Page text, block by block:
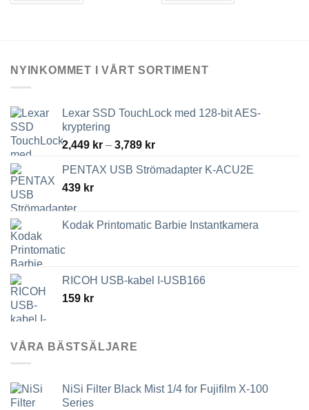
produktsidan
produktsidan
NYINKOMMET I VÅRT SORTIMENT
Lexar SSD TouchLock med 128-bit AES-
kryptering
2,449 kr – 3,789 krPrisintervall:
till
PENTAX USB Strömadapter K-ACU2E
439 kr
Kodak Printomatic Barbie Instantkamera
RICOH USB-kabel I-USB166
159 kr
VÅRA BÄSTSÄLJARE
NiSi Filter Black Mist 1/4 for Fujifilm X-100
Series